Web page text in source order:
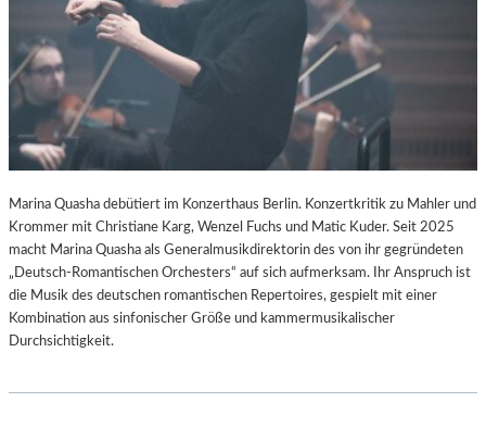
Marina Quasha debütiert im Konzerthaus Berlin. Konzertkritik zu Mahler und
Krommer mit Christiane Karg, Wenzel Fuchs und Matic Kuder. Seit 2025
macht Marina Quasha als Generalmusikdirektorin des von ihr gegründeten
„Deutsch-Romantischen Orchesters“ auf sich aufmerksam. Ihr Anspruch ist
die Musik des deutschen romantischen Repertoires, gespielt mit einer
Kombination aus sinfonischer Größe und kammermusikalischer
Durchsichtigkeit.